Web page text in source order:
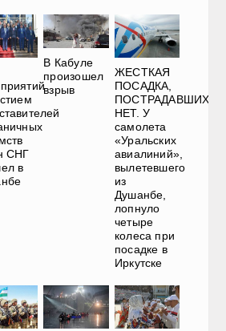
СНГ
в
В Кабуле
произошел
взрыв
ЖЕСТКАЯ
ПОСАДКА,
ПОСТРАДАВШИХ
НЕТ. У
самолета
«Уральских
авиалиний»,
вылетевшего
из
Душанбе,
лопнуло
четыре
колеса при
посадке в
Иркутске